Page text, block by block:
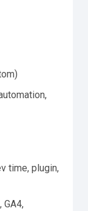
time, plugin,
GA4,